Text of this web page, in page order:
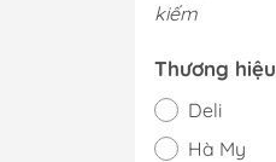
kiếm
Thương hiệu
Deli
Hà My